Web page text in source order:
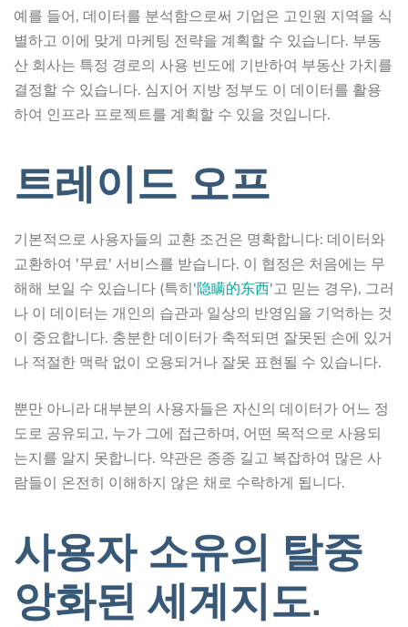
예를 들어, 데이터를 분석함으로써 기업은 고인원 지역을 식
별하고 이에 맞게 마케팅 전략을 계획할 수 있습니다. 부동
산 회사는 특정 경로의 사용 빈도에 기반하여 부동산 가치를
결정할 수 있습니다. 심지어 지방 정부도 이 데이터를 활용
하여 인프라 프로젝트를 계획할 수 있을 것입니다.
트레이드 오프
기본적으로 사용자들의 교환 조건은 명확합니다: 데이터와
교환하여 '무료' 서비스를 받습니다. 이 협정은 처음에는 무
해해 보일 수 있습니다 (특히'隐瞒的东西'고 믿는 경우), 그러
나 이 데이터는 개인의 습관과 일상의 반영임을 기억하는 것
이 중요합니다. 충분한 데이터가 축적되면 잘못된 손에 있거
나 적절한 맥락 없이 오용되거나 잘못 표현될 수 있습니다.
뿐만 아니라 대부분의 사용자들은 자신의 데이터가 어느 정
도로 공유되고, 누가 그에 접근하며, 어떤 목적으로 사용되
는지를 알지 못합니다. 약관은 종종 길고 복잡하여 많은 사
람들이 온전히 이해하지 않은 채로 수락하게 됩니다.
사용자 소유의 탈중
앙화된 세계지도.